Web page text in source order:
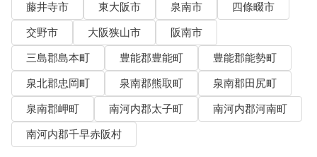
藤井寺市
東大阪市 泉南市
四條畷市
交野市
大阪狭山市
阪南市
三島郡島本町
豊能郡豊能町
豊能郡能勢町
泉北郡忠岡町
泉南郡熊取町
泉南郡田尻町
泉南郡岬町
南河内郡太子町
南河内郡河南町
南河内郡千早赤阪村